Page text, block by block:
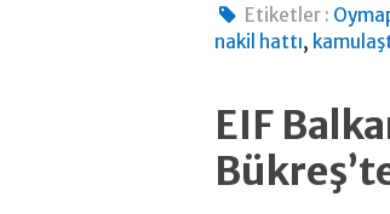
Etiketler :
nakil hattı,
EIF